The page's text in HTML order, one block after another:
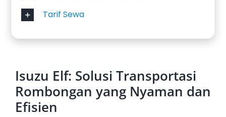
Tarif Sewa
Isuzu Elf: Solusi Transportasi
Rombongan yang Nyaman dan
Efisien